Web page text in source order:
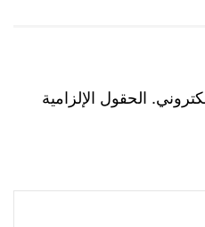
الحقول الإلزامية